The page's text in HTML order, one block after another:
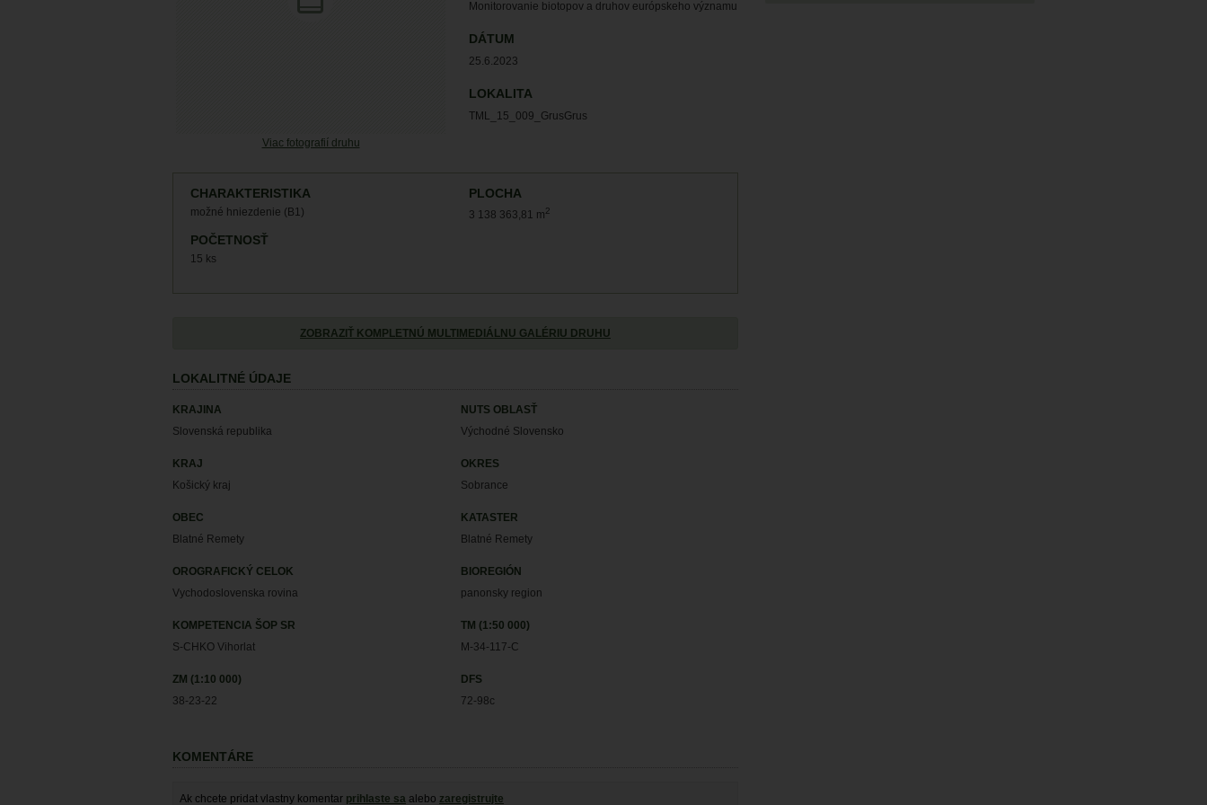
Viac fotografií druhu
Monitorovanie biotopov a druhov európskeho významu
DÁTUM
25.6.2023
LOKALITA
TML_15_009_GrusGrus
CHARAKTERISTIKA
možné hniezdenie (B1)
PLOCHA
3 138 363,81 m2
POČETNOSŤ
15 ks
ZOBRAZIŤ KOMPLETNÚ MULTIMEDIÁLNU GALÉRIU DRUHU
LOKALITNÉ ÚDAJE
KRAJINA
Slovenská republika
NUTS OBLASŤ
Východné Slovensko
KRAJ
Košický kraj
OKRES
Sobrance
OBEC
Blatné Remety
KATASTER
Blatné Remety
OROGRAFICKÝ CELOK
Vychodoslovenska rovina
BIOREGIÓN
panonsky region
KOMPETENCIA ŠOP SR
S-CHKO Vihorlat
TM (1:50 000)
M-34-117-C
ZM (1:10 000)
38-23-22
DFS
72-98c
KOMENTÁRE
Ak chcete pridat vlastny komentar prihlaste sa alebo zaregistrujte